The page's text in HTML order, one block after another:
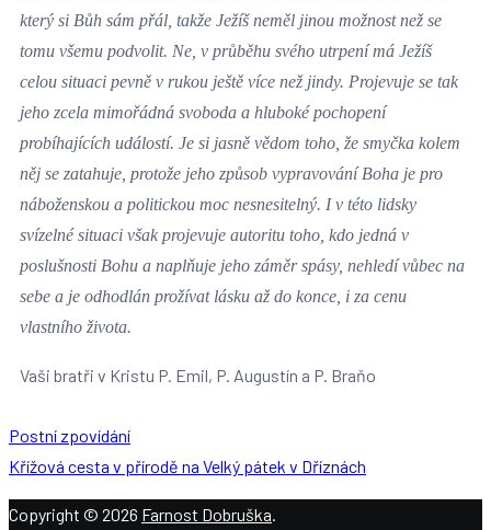
který si Bůh sám přál, takže Ježíš neměl jinou možnost než se
tomu všemu podvolit. Ne, v průběhu svého utrpení má Ježíš
celou situaci pevně v rukou ještě více než jindy. Projevuje se tak
jeho zcela mimořádná svoboda a hluboké pochopení
probíhajících událostí. Je si jasně vědom toho, že smyčka kolem
něj se zatahuje, protože jeho způsob vypravování Boha je pro
náboženskou a politickou moc nesnesitelný. I v této lidsky
svízelné situaci však projevuje autoritu toho, kdo jedná v
poslušnosti Bohu a naplňuje jeho záměr spásy, nehledí vůbec na
sebe a je odhodlán prožívat lásku až do konce, i za cenu
vlastního života.
Vaši bratři v Kristu P. Emil, P. Augustín a P. Braňo
Postní zpovídání
Křížová cesta v přírodě na Velký pátek v Dříznách
Copyright © 2026 Farnost Dobruška